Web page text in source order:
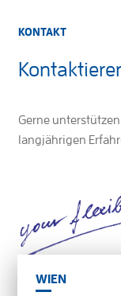
KONTAKT
Gerne
langjährigen
WIEN